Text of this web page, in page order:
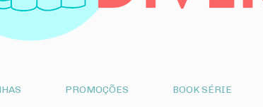
PROMOÇÕES BOOK SÉRIE